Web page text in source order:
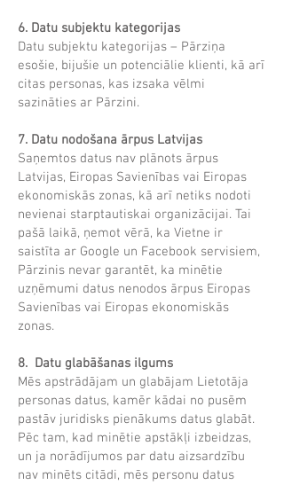
6. Datu subjektu kategorijas
Datu subjektu kategorijas – Pārziņa
esošie, bijušie un potenciālie klienti, kā arī
citas personas, kas izsaka vēlmi
sazināties ar Pārzini.
7. Datu nodošana ārpus Latvijas
Saņemtos datus nav plānots ārpus
Latvijas, Eiropas Savienības vai Eiropas
ekonomiskās zonas, kā arī netiks nodoti
nevienai starptautiskai organizācijai. Tai
pašā laikā, ņemot vērā, ka Vietne ir
saistīta ar Google un Facebook servisiem,
Pārzinis nevar garantēt, ka minētie
uzņēmumi datus nenodos ārpus Eiropas
Savienības vai Eiropas ekonomiskās
zonas.
8. Datu glabāšanas ilgums
Mēs apstrādājam un glabājam Lietotāja
personas datus, kamēr kādai no pusēm
pastāv juridisks pienākums datus glabāt.
Pēc tam, kad minētie apstākļi izbeidzas,
un ja norādījumos par datu aizsardzību
nav minēts citādi, mēs personu datus